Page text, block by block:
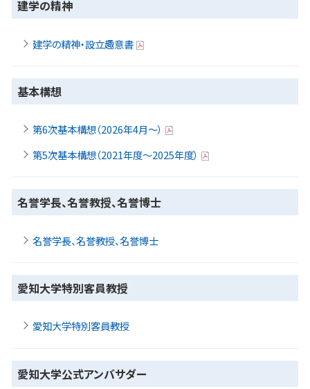
建学の精神
建学の精神・設立趣意書
基本構想
第6次基本構想（2026年4月～）
第5次基本構想（2021年度～2025年度）
名誉学長、名誉教授、名誉博士
名誉学長、名誉教授、名誉博士
愛知大学特別客員教授
愛知大学特別客員教授
愛知大学公式アンバサダー